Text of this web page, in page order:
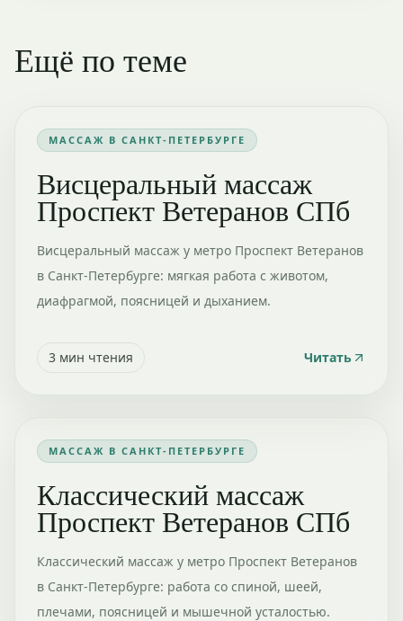
Ещё по теме
МАССАЖ В САНКТ-ПЕТЕРБУРГЕ
Висцеральный массаж
Проспект Ветеранов СПб
Висцеральный массаж у метро Проспект Ветеранов
в Санкт-Петербурге: мягкая работа с животом,
диафрагмой, поясницей и дыханием.
3 мин чтения Читать
МАССАЖ В САНКТ-ПЕТЕРБУРГЕ
Классический массаж
Проспект Ветеранов СПб
Классический массаж у метро Проспект Ветеранов
в Санкт-Петербурге: работа со спиной, шеей,
плечами, поясницей и мышечной усталостью.